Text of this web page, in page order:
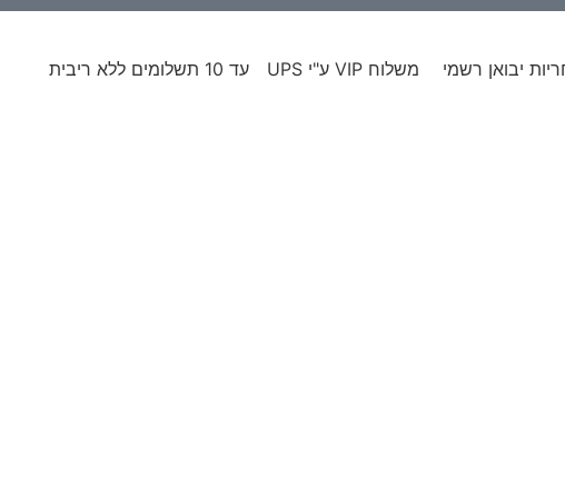
יבואן רשמי משלוח VIP ע"י UPS עד 10 תשלומים ללא ריבית